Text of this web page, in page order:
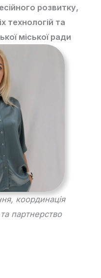
розвитку,
технологій та
міської ради
координація
партнерство